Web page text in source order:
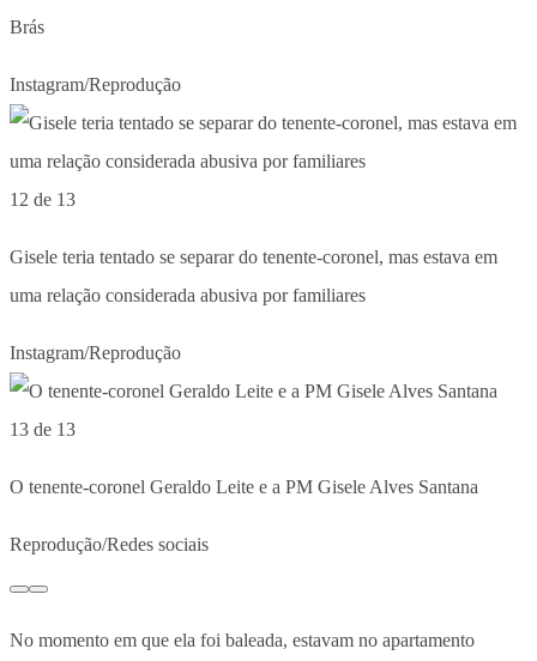
Brás
Instagram/Reprodução
12 de 13
Gisele teria tentado se separar do tenente-coronel, mas estava em
uma relação considerada abusiva por familiares
Instagram/Reprodução
13 de 13
O tenente-coronel Geraldo Leite e a PM Gisele Alves Santana
Reprodução/Redes sociais
No momento em que ela foi baleada, estavam no apartamento